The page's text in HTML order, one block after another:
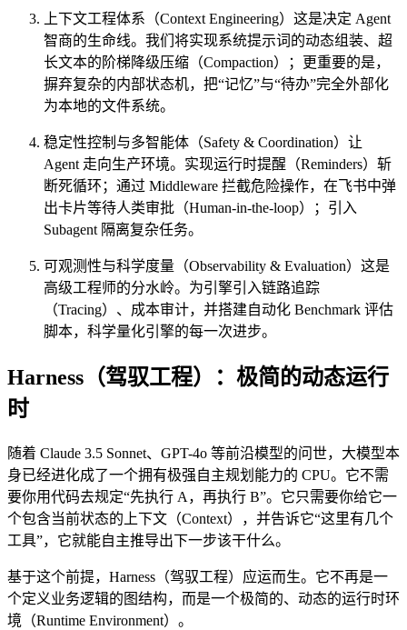
上下文工程体系（Context Engineering）这是决定 Agent
智商的生命线。我们将实现系统提示词的动态组装、超
长文本的阶梯降级压缩（Compaction）；更重要的是，
摒弃复杂的内部状态机，把“记忆”与“待办”完全外部化
为本地的文件系统。
稳定性控制与多智能体（Safety & Coordination）让
Agent 走向生产环境。实现运行时提醒（Reminders）斩
断死循环；通过 Middleware 拦截危险操作，在飞书中弹
出卡片等待人类审批（Human-in-the-loop）；引入
Subagent 隔离复杂任务。
可观测性与科学度量（Observability & Evaluation）这是
高级工程师的分水岭。为引擎引入链路追踪
（Tracing）、成本审计，并搭建自动化 Benchmark 评估
脚本，科学量化引擎的每一次进步。
Harness（驾驭工程）：极简的动态运行
时
随着 Claude 3.5 Sonnet、GPT-4o 等前沿模型的问世，大模型本
身已经进化成了一个拥有极强自主规划能力的 CPU。它不需
要你用代码去规定“先执行 A，再执行 B”。它只需要你给它一
个包含当前状态的上下文（Context），并告诉它“这里有几个
工具”，它就能自主推导出下一步该干什么。
基于这个前提，Harness（驾驭工程）应运而生。它不再是一
个定义业务逻辑的图结构，而是一个极简的、动态的运行时环
境（Runtime Environment）。